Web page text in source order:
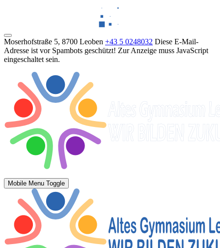
Moserhofstraße 5, 8700 Leoben +43 5 0248032 Diese E-Mail-
Adresse ist vor Spambots geschützt! Zur Anzeige muss JavaScript
eingeschaltet sein.
Mobile Menu Toggle